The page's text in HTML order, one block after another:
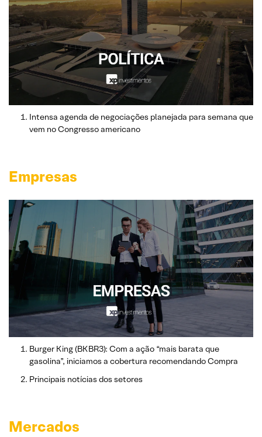
Intensa agenda de negociações planejada para semana que
vem no Congresso americano
Empresas
Burger King (BKBR3): Com a ação “mais barata que
gasolina”, iniciamos a cobertura recomendando Compra
Principais notícias dos setores
Mercados